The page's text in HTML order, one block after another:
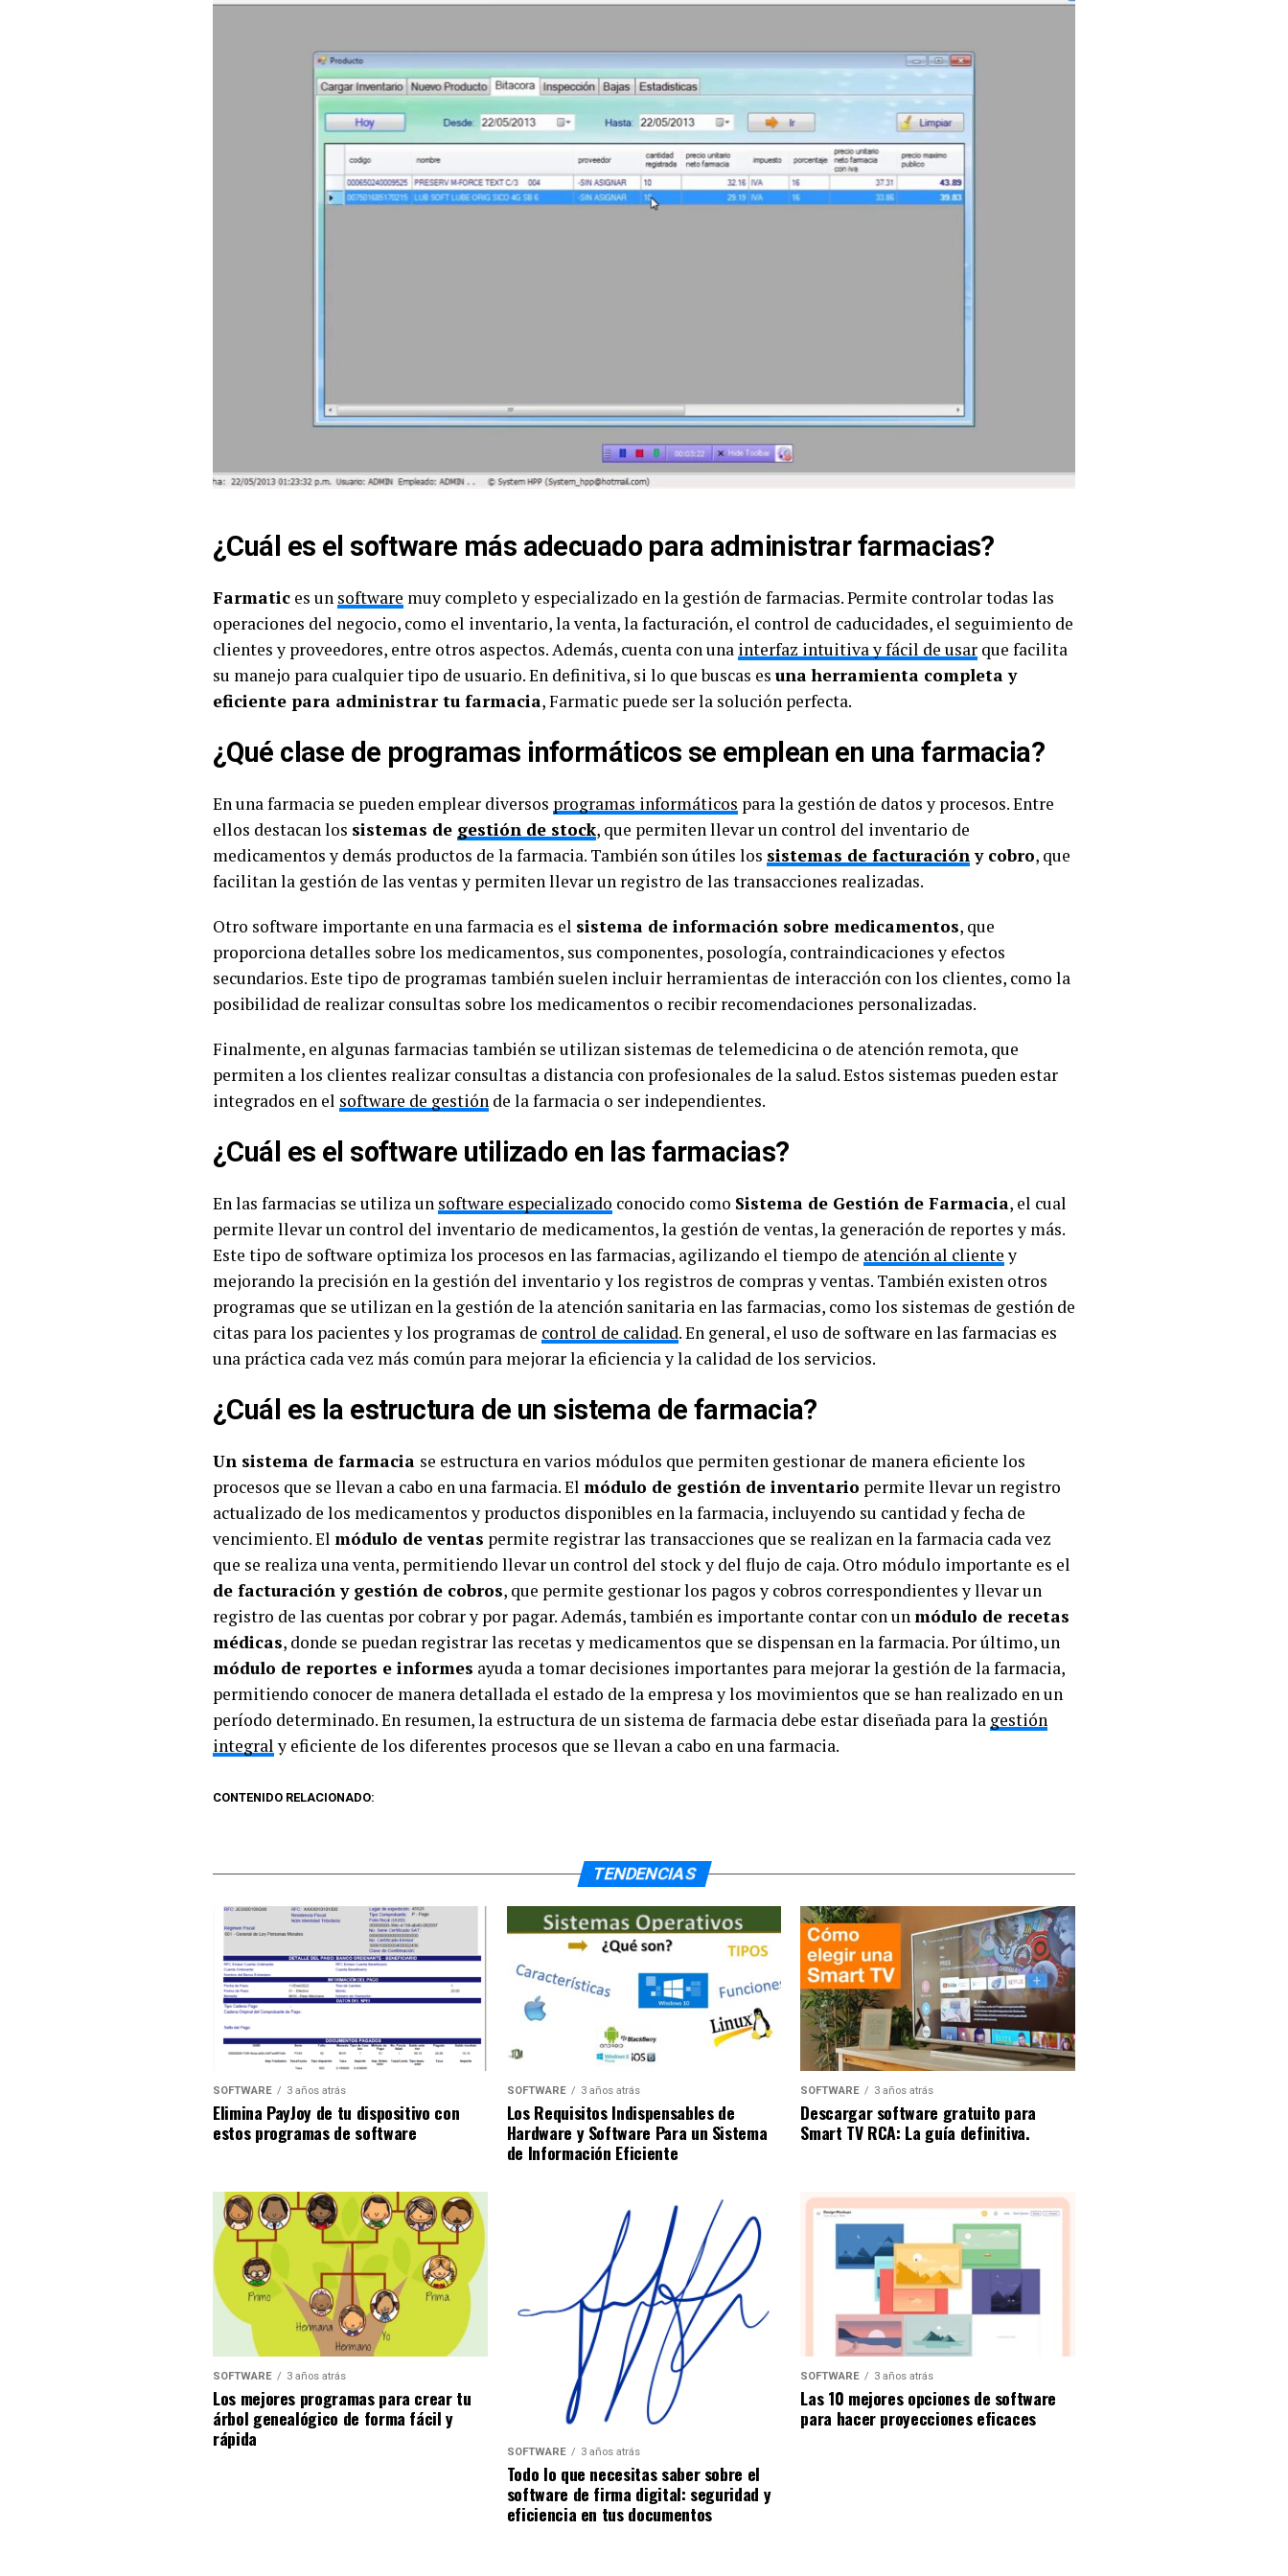
¿Cuál es el software más adecuado para administrar farmacias?
Farmatic es un software muy completo y especializado en la gestión de farmacias. Permite controlar todas las
operaciones del negocio, como el inventario, la venta, la facturación, el control de caducidades, el seguimiento de
clientes y proveedores, entre otros aspectos. Además, cuenta con una interfaz intuitiva y fácil de usar que facilita
su manejo para cualquier tipo de usuario. En definitiva, si lo que buscas es una herramienta completa y
eficiente para administrar tu farmacia, Farmatic puede ser la solución perfecta.
¿Qué clase de programas informáticos se emplean en una farmacia?
En una farmacia se pueden emplear diversos programas informáticos para la gestión de datos y procesos. Entre
ellos destacan los sistemas de gestión de stock, que permiten llevar un control del inventario de
medicamentos y demás productos de la farmacia. También son útiles los sistemas de facturacióny cobro, que
facilitan la gestión de las ventas y permiten llevar un registro de las transacciones realizadas.
Otro software importante en una farmacia es el sistema de información sobre medicamentos, que
proporciona detalles sobre los medicamentos, sus componentes, posología, contraindicaciones y efectos
secundarios. Este tipo de programas también suelen incluir herramientas de interacción con los clientes, como la
posibilidad de realizar consultas sobre los medicamentos o recibir recomendaciones personalizadas.
Finalmente, en algunas farmacias también se utilizan sistemas de telemedicina o de atención remota, que
permiten a los clientes realizar consultas a distancia con profesionales de la salud. Estos sistemas pueden estar
integrados en el software de gestión de la farmacia o ser independientes.
¿Cuál es el software utilizado en las farmacias?
En las farmacias se utiliza un software especializado conocido como Sistema de Gestión de Farmacia, el cual
permite llevar un control del inventario de medicamentos, la gestión de ventas, la generación de reportes y más.
Este tipo de software optimiza los procesos en las farmacias, agilizando el tiempo de atención al clientey
mejorando la precisión en la gestión del inventario y los registros de compras y ventas. También existen otros
programas que se utilizan en la gestión de la atención sanitaria en las farmacias, como los sistemas de gestión de
citas para los pacientes y los programas de control de calidad. En general, el uso de software en las farmacias es
una práctica cada vez más común para mejorar la eficiencia y la calidad de los servicios.
¿Cuál es la estructura de un sistema de farmacia?
Un sistema de farmacia se estructura en varios módulos que permiten gestionar de manera eficiente los
procesos que se llevan a cabo en una farmacia. El módulo de gestión de inventario permite llevar un registro
actualizado de los medicamentos y productos disponibles en la farmacia, incluyendo su cantidad y fecha de
vencimiento. El módulo de ventas permite registrar las transacciones que se realizan en la farmacia cada vez
que se realiza una venta, permitiendo llevar un control del stock y del flujo de caja. Otro módulo importante es el
de facturación y gestión de cobros, que permite gestionar los pagos y cobros correspondientes y llevar un
registro de las cuentas por cobrar y por pagar. Además, también es importante contar con unmódulo de recetas
médicas, donde se puedan registrar las recetas y medicamentos que se dispensan en la farmacia. Por último, un
módulo de reportes e informes ayuda a tomar decisiones importantes para mejorar la gestión de la farmacia,
permitiendo conocer de manera detallada el estado de la empresa y los movimientos que se han realizado en un
período determinado. En resumen, la estructura de un sistema de farmacia debe estar diseñada para la gestión
integraly eficiente de los diferentes procesos que se llevan a cabo en una farmacia.
CONTENIDO RELACIONADO:
TENDENCIAS
SOFTWARE 3 años atrás
Elimina PayJoy de tu dispositivo con
estos programas de software
SOFTWARE 3 años atrás
Los Requisitos Indispensables de
Hardware y Software Para un Sistema
de Información Eficiente
SOFTWARE 3 años atrás
Descargar software gratuito para
Smart TV RCA: La guía definitiva.
SOFTWARE 3 años atrás
Los mejores programas para crear tu
árbol genealógico de forma fácil y
rápida
SOFTWARE 3 años atrás
Todo lo que necesitas saber sobre el
software de firma digital: seguridad y
eficiencia en tus documentos
SOFTWARE 3 años atrás
Las 10 mejores opciones de software
para hacer proyecciones eficaces